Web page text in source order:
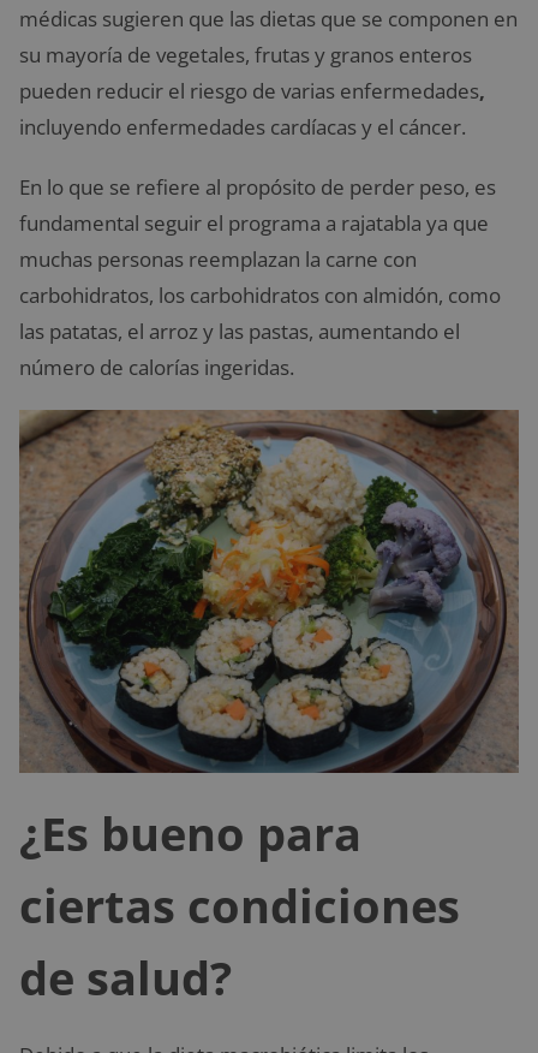
médicas sugieren que las dietas que se componen en
su mayoría de vegetales, frutas y granos enteros
pueden reducir el riesgo de varias enfermedades,
incluyendo enfermedades cardíacas y el cáncer.
En lo que se refiere al propósito de perder peso, es
fundamental seguir el programa a rajatabla ya que
muchas personas reemplazan la carne con
carbohidratos, los carbohidratos con almidón, como
las patatas, el arroz y las pastas, aumentando el
número de calorías ingeridas.
¿Es bueno para
ciertas condiciones
de salud?